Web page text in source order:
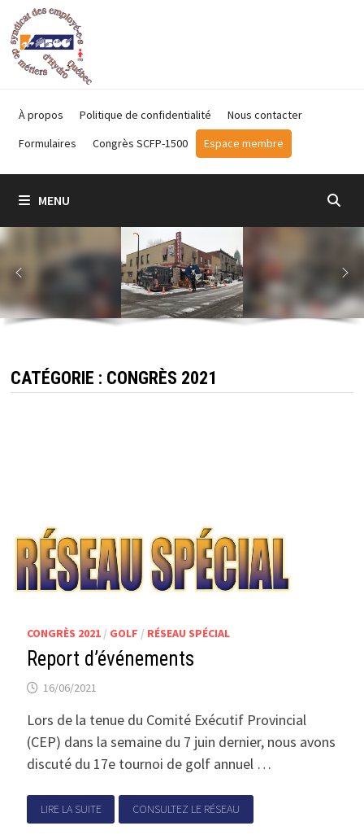
Passer
au
contenu
À propos Politique de confidentialité
Nous contacter
Formulaires
Congrès SCFP-1500 Espace membre
MENU
CATÉGORIE : CONGRÈS 2021
CONGRÈS 2021/ GOLF / RÉSEAU SPÉCIAL
Report d’événements
16/06/2021
Lors de la tenue du Comité Exécutif Provincial
(CEP) dans la semaine du 7 juin dernier, nous avons
discuté du 17e tournoi de golf annuel …
LIRE LA SUITE CONSULTEZ LE RÉSEAU